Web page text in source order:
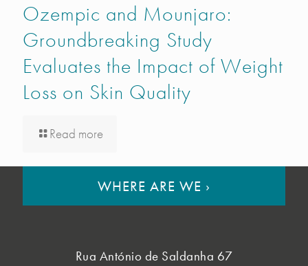
Ozempic and Mounjaro:
Groundbreaking Study
Evaluates the Impact of Weight
Loss on Skin Quality
Read more
WHERE ARE WE ›
Rua António de Saldanha 67